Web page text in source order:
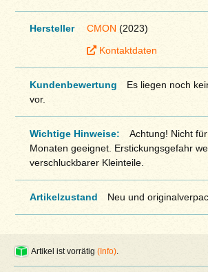
Hersteller CMON (2023)
Kontaktdaten
Kundenbewertung
Es liegen noch
vor.
Wichtige Hinweise:
Achtung! Nicht
Monaten geeignet. Erstickungsgefahr
verschluckbarer Kleinteile.
Artikelzustand Neu und
Artikel ist vorrätig(Info)